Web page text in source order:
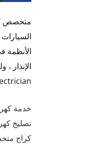
متخصص
الأنظمة
خدمة
تصليج
كراج